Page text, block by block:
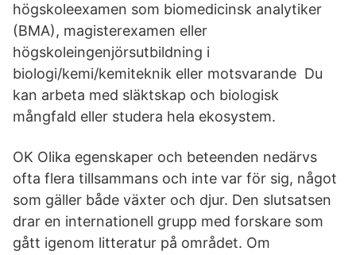
högskoleexamen som biomedicinsk analytiker
(BMA), magisterexamen eller
högskoleingenjörsutbildning i
biologi/kemi/kemiteknik eller motsvarande Du
kan arbeta med släktskap och biologisk
mångfald eller studera hela ekosystem.
OK Olika egenskaper och beteenden nedärvs
ofta flera tillsammans och inte var för sig, något
som gäller både växter och djur. Den slutsatsen
drar en internationell grupp med forskare som
gått igenom litteratur på området. Om